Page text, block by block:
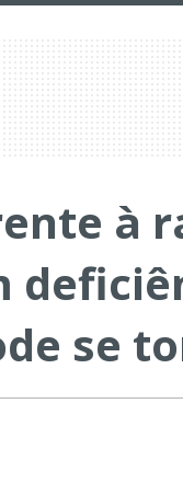
à
se